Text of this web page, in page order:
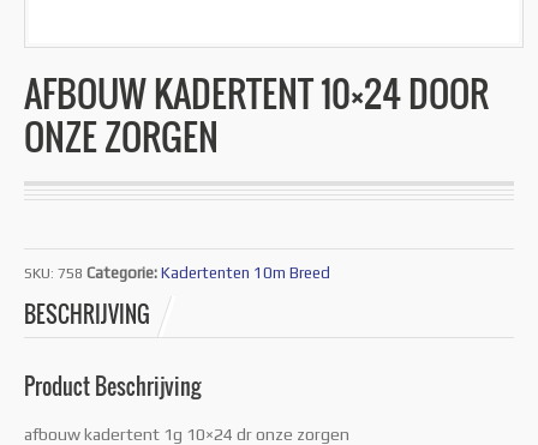
AFBOUW KADERTENT 10×24 DOOR
ONZE ZORGEN
SKU: 758 Categorie: Kadertenten 10m Breed
BESCHRIJVING
Product Beschrijving
afbouw kadertent 1g 10×24 dr onze zorgen